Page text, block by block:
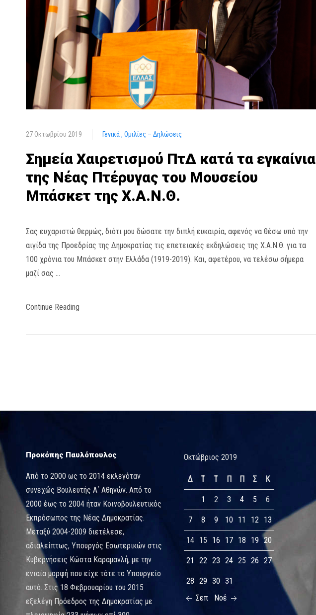
27 Οκτωβρίου 2019 Γενικά Ομιλίες – Δηλώσεις
Σημεία Χαιρετισμού ΠτΔ κατά τα εγκαίνια
της Νέας Πτέρυγας του Μουσείου
Μπάσκετ της Χ.Α.Ν.Θ.
Σας ευχαριστώ θερμώς, διότι μου δώσατε την διπλή ευκαιρία, αφενός να θέσω υπό την
αιγίδα της Προεδρίας της Δημοκρατίας τις επετειακές εκδηλώσεις της Χ.Α.Ν.Θ. για τα
100 χρόνια του Μπάσκετ στην Ελλάδα (1919-2019). Και, αφετέρου, να τελέσω σήμερα
μαζί σας …
Continue Reading
Προκόπης Παυλόπουλος
Από το 2000 ως το 2014 εκλεγόταν
συνεχώς Βουλευτής Α΄ Αθηνών. Από το
2000 έως το 2004 ήταν Κοινοβουλευτικός
Εκπρόσωπος της Νέας Δημοκρατίας.
Μεταξύ 2004-2009 διετέλεσε,
αδιαλείπτως, Υπουργός Εσωτερικών στις
Κυβερνήσεις Κώστα Καραμανλή, με την
ενιαία μορφή που είχε τότε το Υπουργείο
αυτό. Στις 18 Φεβρουαρίου του 2015
εξελέγη Πρόεδρος της Δημοκρατίας με
Οκτώβριος 2019
Δ Τ Τ Π Π Σ Κ
1 2 3 4 5 6
7 8 9 10 11 12 13
14 15 16 17 18 19 20
21 22 23 24 25 26 27
28 29 30 31
Σεπ
Νοέ